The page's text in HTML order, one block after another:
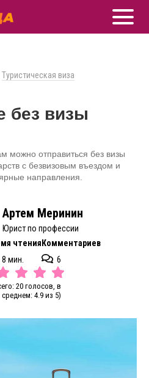
Туристическая виза
без визы
можно отправиться без визы
с безвизовым въездом и
направления.
Артем Меринин
Юрист по профессии
чтения
8 мин.
Комментариев
6
20 голосов, в
среднем: 4.9 из 5)